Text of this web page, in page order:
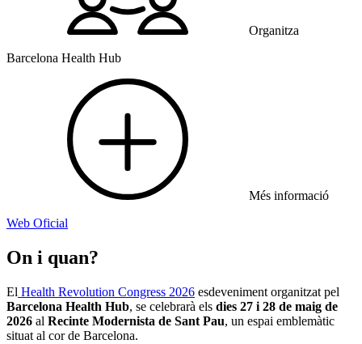
Organitza
Barcelona Health Hub
Més informació
Web Oficial
On i quan?
El Health Revolution Congress 2026 esdeveniment organitzat pel
Barcelona Health Hub, se celebrarà els dies 27 i 28 de maig de
2026 al Recinte Modernista de Sant Pau, un espai emblemàtic
situat al cor de Barcelona.